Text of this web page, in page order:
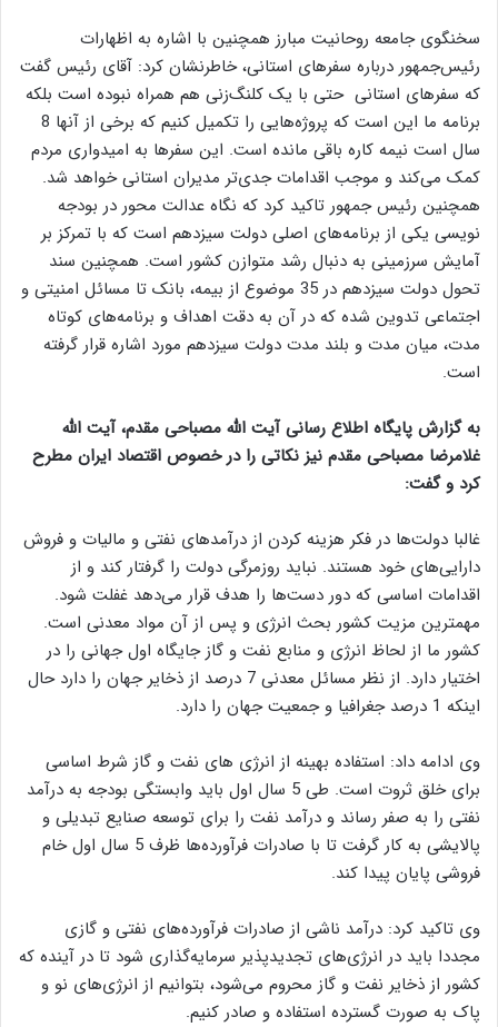
سخنگوی جامعه روحانیت مبارز همچنین با اشاره به اظهارات
رئیس‌جمهور درباره سفرهای استانی، خاطرنشان کرد: آقای رئیس گفت
که سفرهای استانی حتی با یک کلنگ‌زنی هم همراه نبوده است بلکه
برنامه ما این است که پروژه‌هایی را تکمیل کنیم که برخی از آنها 8
سال است نیمه کاره باقی مانده است. این سفرها به امیدواری مردم
کمک می‌کند و موجب اقدامات جدی‌تر مدیران استانی خواهد شد.
همچنین رئیس جمهور تاکید کرد که نگاه عدالت محور در بودجه
نویسی یکی از برنامه‌های اصلی دولت سیزدهم است که با تمرکز بر
آمایش سرزمینی به دنبال رشد متوازن کشور است. همچنین سند
تحول دولت سیزدهم در 35 موضوع از بیمه، بانک تا مسائل امنیتی و
اجتماعی تدوین شده که در آن به دقت اهداف و برنامه‌های کوتاه
مدت، میان مدت و بلند مدت دولت سیزدهم مورد اشاره قرار گرفته
است.
به گزارش پایگاه اطلاع رسانی آیت الله مصباحی مقدم، آیت الله
غلامرضا مصباحی مقدم نیز نکاتی را در خصوص اقتصاد ایران مطرح
کرد و گفت:
غالبا دولت‌ها در فکر هزینه کردن از درآمدهای نفتی و مالیات و فروش
دارایی‌های خود هستند. نباید روزمرگی دولت را گرفتار کند و از
اقدامات اساسی که دور دست‌ها را هدف قرار می‌دهد غفلت شود.
مهمترین مزیت کشور بحث انرژی و پس از آن مواد معدنی است.
کشور ما از لحاظ انرژی و منابع نفت و گاز جایگاه اول جهانی را در
اختیار دارد. از نظر مسائل معدنی 7 درصد از ذخایر جهان را دارد حال
اینکه 1 درصد جغرافیا و جمعیت جهان را دارد.
وی ادامه داد: استفاده بهینه از انرژی های نفت و گاز شرط اساسی
برای خلق ثروت است. طی 5 سال اول باید وابستگی بودجه به درآمد
نفتی را به صفر رساند و درآمد نفت را برای توسعه صنایع تبدیلی و
پالایشی به کار گرفت تا با صادرات فرآورده‌ها ظرف 5 سال اول خام
فروشی پایان پیدا کند.
وی تاکید کرد: درآمد ناشی از صادرات فرآورده‌های نفتی و گازی
مجددا باید در انرژی‌های تجدیدپذیر سرمایه‌گذاری شود تا در آینده که
کشور از ذخایر نفت و گاز محروم می‌شود، بتوانیم از انرژی‌های نو و
پاک به صورت گسترده استفاده و صادر کنیم.